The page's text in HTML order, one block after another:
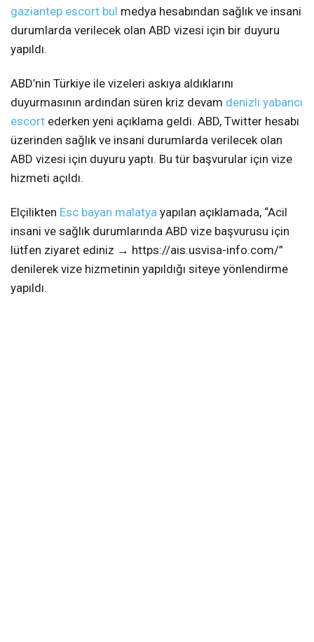
gaziantep escort bul medya hesabından sağlık ve insani
durumlarda verilecek olan ABD vizesi için bir duyuru
yapıldı.
ABD’nin Türkiye ile vizeleri askıya aldıklarını
duyurmasının ardından süren kriz devam denizli yabancı
escort ederken yeni açıklama geldi. ABD, Twitter hesabı
üzerinden sağlık ve insani durumlarda verilecek olan
ABD vizesi için duyuru yaptı. Bu tür başvurular için vize
hizmeti açıldı.
Elçilikten Esc bayan malatya yapılan açıklamada, “Acil
insani ve sağlık durumlarında ABD vize başvurusu için
lütfen ziyaret ediniz → https://ais.usvisa-info.com/”
denilerek vize hizmetinin yapıldığı siteye yönlendirme
yapıldı.